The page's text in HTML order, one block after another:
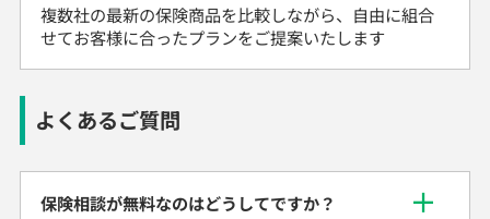
複数社の最新の保険商品を比較しながら、自由に組合
せてお客様に合ったプランをご提案いたします
よくあるご質問
保険相談が無料なのはどうしてですか？